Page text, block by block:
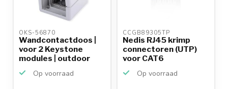
OKS-56870
Wandcontactdoos |
voor 2 Keystone
modules | outdoor
Op voorraad
CCGB89305TP
Nedis RJ45 krimp
connectoren (UTP)
voor CAT6
Op voorraad